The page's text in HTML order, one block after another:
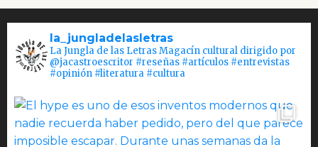
la_jungladelasletras
La Jungla de las Letras Magacín cultural dirigido por
@jacastroescritor #reseñas #artículos #entrevistas
#opinión #literatura #cultura